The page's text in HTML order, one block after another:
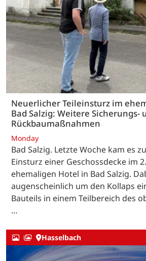
Neuerlicher Teileinsturz im
Bad Salzig: Weitere Sicherungs-
Rückbaumaßnahmen
Monday
Bad Salzig. Letzte Woche kam es
Einsturz einer Geschossdecke im
ehemaligen Hotel in Bad Salzig.
augenscheinlich um den Kollaps
Bauteils in einem Teilbereich des
…
Hasselbach